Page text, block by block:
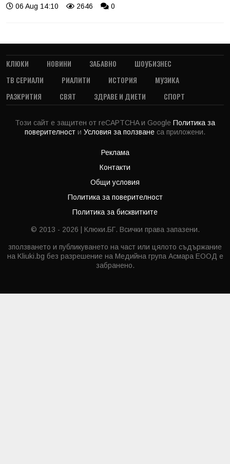
06 Aug 14:10 2646 0
КЛЮКИ НОВИНИ ЗАБАВНО
ШОУБИЗНЕС
ТВ СЕРИАЛИ
РИАЛИТИ ИСТОРИЯ
МУЗИКА
РАЗКРИТИЯ
СВЯТ ЗДРАВЕ И ДИЕТИ СПОРТ
Този сайт е защитен от reCAPTCHA и Google Политика за
поверителност и Условия за ползване са приложени.
Реклама
Контакти
Общи условия
Политика за поверителност
Политика за бисквитките
© 2013 - 2026 | Клюки.БГ. Всички права запазени.
зползването и публикуването на част или цялото съдържание
на Kliuki.bg без разрешение на Медийна група Асмара ЕООД е
забранено.